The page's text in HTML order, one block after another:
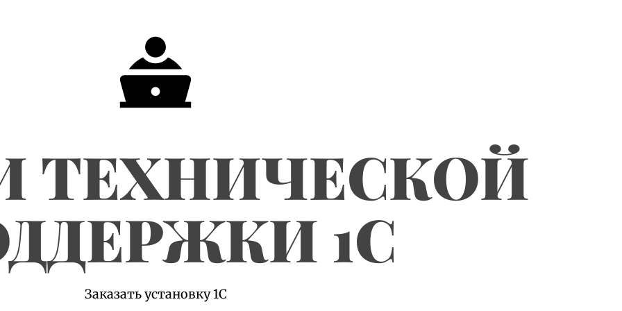
ТЕХНИЧЕСКОЙ
1С
Заказать установку 1С